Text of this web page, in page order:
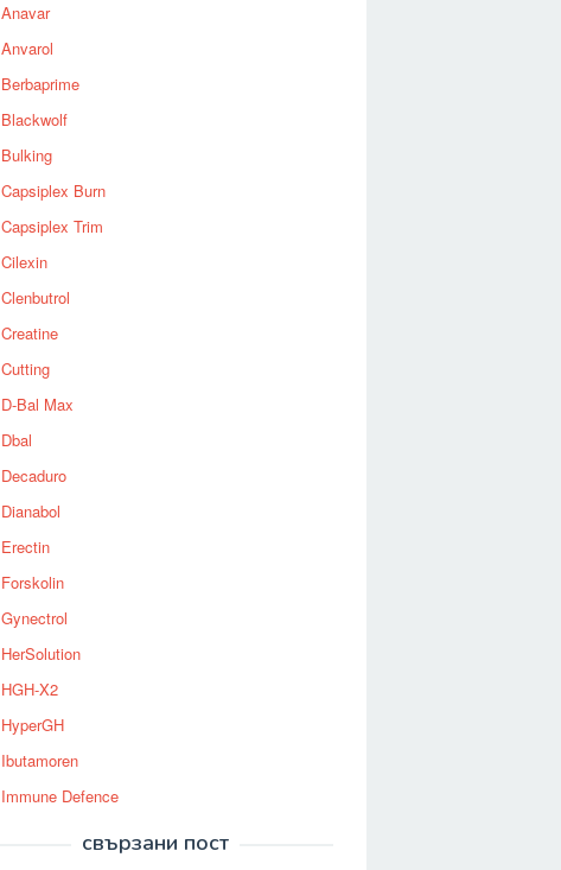
Anavar
Anvarol
Berbaprime
Blackwolf
Bulking
Capsiplex Burn
Capsiplex Trim
Cilexin
Clenbutrol
Creatine
Cutting
D-Bal Max
Dbal
Decaduro
Dianabol
Erectin
Forskolin
Gynectrol
HerSolution
HGH-X2
HyperGH
Ibutamoren
Immune Defence
свързани пост